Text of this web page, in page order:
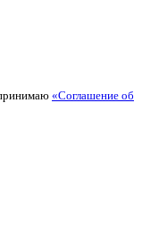
«Соглашение об